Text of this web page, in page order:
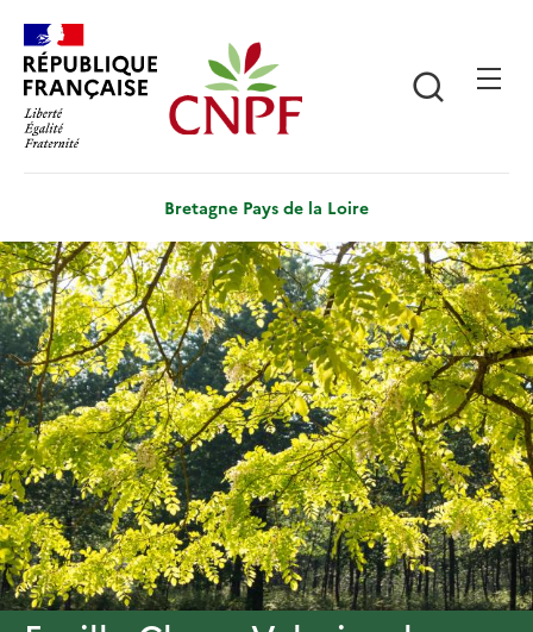
contenu
principal
Bretagne Pays de la Loire